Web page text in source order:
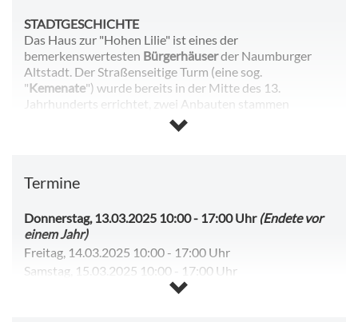
STADTGESCHICHTE
Das Haus zur "Hohen Lilie" ist eines der
bemerkenswertesten Bürgerhäuserder Naumburger
Altstadt. Der Straßenseitige Turm (eine sog.
"Kemenate") wurde bereits in der Mitte des 13.
Jahrhunderts errichtet, zwei Anbauten stammen
wahrscheinlich aus dem 15. Jahrhundert, ein vierter
Erweiterungsbau stammt aus der Barockzeit. Damit ist
Museum zeigt die Spuren der 750 Jahre dauernden
Exemplarisch das Werden und Bestehen einer
bürgerlichen Kommune als sinnliches und intellektuelles
Erlebnis erfahrbar machen.
DIGITALE SCHNITZELJAHD FÜR FAMILIEN UND
Termine
Donnerstag, 13.03.2025 10:00- 17:00 Uhr(Endete vor
einem Jahr)
Freitag, 14.03.2025 10:00 - 17:00 Uhr
Samstag, 15.03.2025 10:00 - 17:00 Uhr
Sonntag, 16.03.2025 10:00-17:00 Uhr